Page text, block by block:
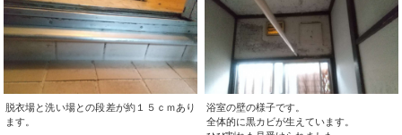
脱衣場と洗い場との段差が約１５ｃｍあり
ます。
浴室の壁の様子です。
全体的に黒カビが生えています。